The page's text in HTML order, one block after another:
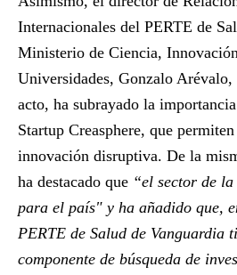
Internacionales del PERTE de
Ministerio de Ciencia,
Universidades, Gonzalo Arévalo,
acto, ha subrayado la
Startup Creasphere, que permiten
innovación disruptiva. De la
ha destacado que “el sector de
para el país" y ha añadido que,
PERTE de Salud de Vanguardia
componente de búsqueda de